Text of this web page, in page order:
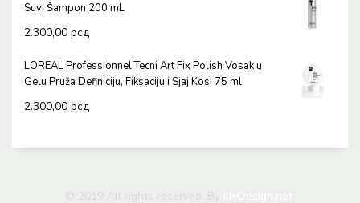
Suvi Šampon 200 mL
2.300,00 рсд
LOREAL Professionnel Tecni Art Fix Polish Vosak u
Gelu Pruža Definiciju, Fiksaciju i Sjaj Kosi 75 ml
2.300,00 рсд